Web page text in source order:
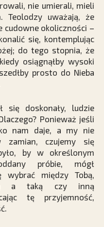
nie umierali, mieli
Teolodzy uważają, że
cudowne okoliczności –
się, kontemplując
do tego stopnia, że
osiągnąłby wysoki
prosto do Nieba
się doskonały, ludzie
Ponieważ jeśli
nam daje, a my nie
czujemy się
by w określonym
próbie, mógł
wybrać między Tobą,
a taką czy inną
tę przyjemność,